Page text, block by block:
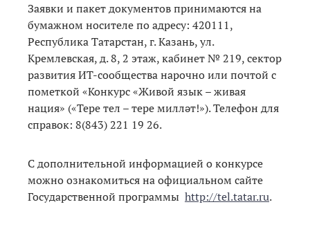
Заявки и пакет документов принимаются на
бумажном носителе по адресу: 420111,
Республика Татарстан, г. Казань, ул.
Кремлевская, д. 8, 2 этаж, кабинет № 219, сектор
развития ИТ-сообщества нарочно или почтой с
пометкой «Конкурс «Живой язык – живая
нация» («Тере тел – тере милләт!»). Телефон для
справок: 8(843) 221 19 26.
С дополнительной информацией о конкурсе
можно ознакомиться на официальном сайте
Государственной программы http://tel.tatar.ru.